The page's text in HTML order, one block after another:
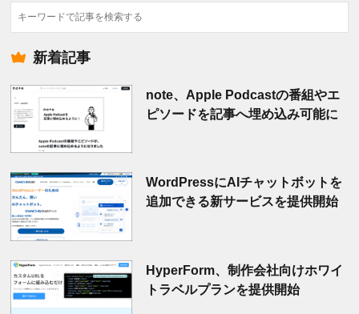
検
索
新着記事
note、Apple Podcastの番組やエ
ピソードを記事へ埋め込み可能に
WordPressにAIチャットボットを
追加できる新サービスを提供開始
HyperForm、制作会社向けホワイ
トラベルプランを提供開始